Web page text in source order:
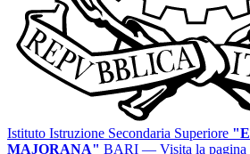
Istituto Istruzione Secondaria Superiore
MAJORANA" BARI — Visita la pagina